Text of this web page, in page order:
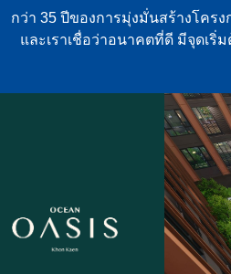
กว่า 35 ปีของการมุ่งมั่นสร้างโคร
และเราเชื่อว่าอนาคตที่ดี มีจุดเริ่